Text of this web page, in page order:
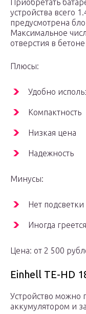
Приобретать
устройства всего
предусмотрена
Максимальное
отверстия в
Плюсы:
Удобно
Компактность
Низкая цена
Надежность
Минусы:
Нет подсветки
Иногда
Цена: от 2 500
Einhell TE-HD
Устройство можно
аккумулятором и